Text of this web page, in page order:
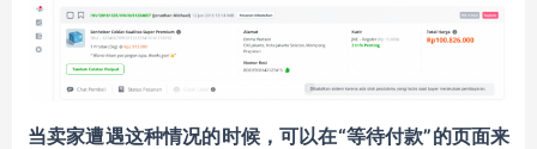
当卖家遭遇这种情况的时候，可以在“等待付款”的页面来